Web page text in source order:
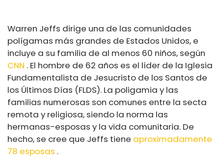
Warren Jeffs dirige una de las comunidades
polígamas más grandes de Estados Unidos, e
incluye a su familia de al menos 60 niños, según
CNN . El hombre de 62 años es el líder de la Iglesia
Fundamentalista de Jesucristo de los Santos de
los Últimos Días (FLDS). La poligamia y las
familias numerosas son comunes entre la secta
remota y religiosa, siendo la norma las
hermanas-esposas y la vida comunitaria. De
hecho, se cree que Jeffs tiene aproximadamente
78 esposas .